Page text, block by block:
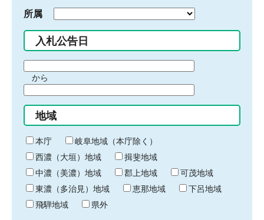
所属
入札公告日
間
始
り
から
間
終
わ
り
地域
本庁
岐阜地域（本庁除く）
西濃（大垣）地域
揖斐地域
中濃（美濃）地域
郡上地域
可茂地域
東濃（多治見）地域
恵那地域
下呂地域
飛騨地域
県外